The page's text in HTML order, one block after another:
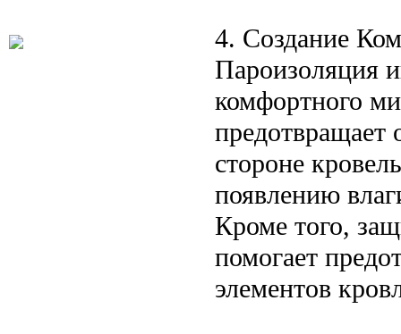
4. Создание
Пароизоляция
комфортного
предотвращает
стороне
появлению
Кроме того,
помогает
элементов